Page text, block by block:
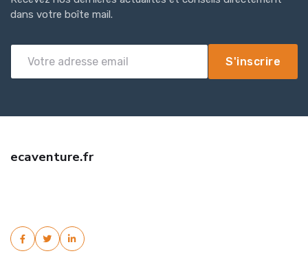
dans votre boîte mail.
S'inscrire
ecaventure.fr